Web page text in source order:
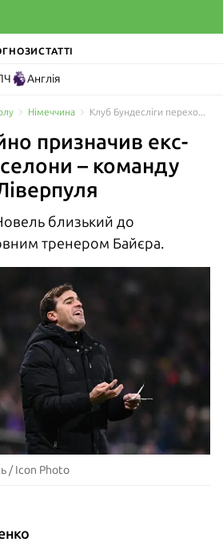
СТАТТІ
Англія
Німеччина
призначив екс-
– команду
близький до
тренером Байєра.
/ Icon Photo